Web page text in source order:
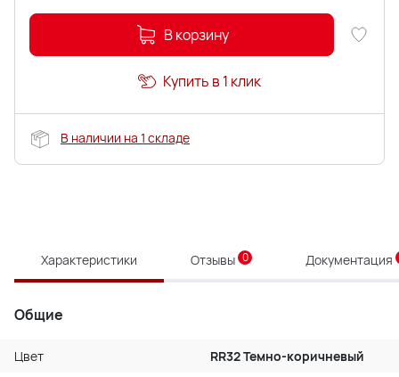
В корзину
Купить в 1 клик
В наличии на 1 складе
Характеристики Отзывы 0 Документация
Общие
Цвет
RR32 Темно-коричневый